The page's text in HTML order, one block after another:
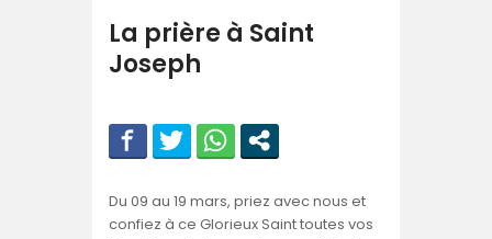
Nous aider
La prière à Saint
Joseph
Du 09 au 19 mars, priez avec nous et
confiez à ce Glorieux Saint toutes vos